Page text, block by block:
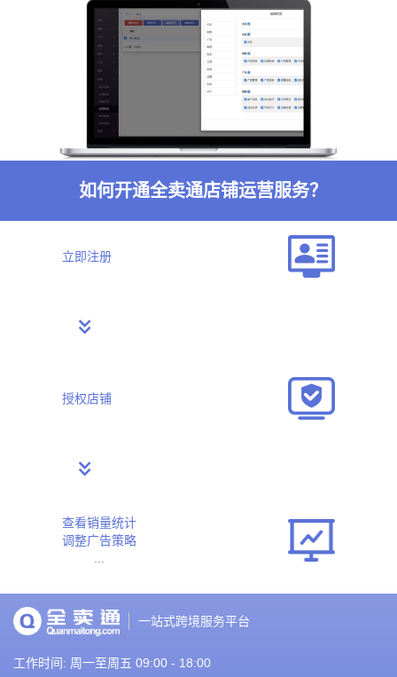
如何开通全卖通店铺运营服务？
立即注册
授权店铺
查看销量统计
调整广告策略
一站式跨境服务平台
工作时间: 周一至周五 09:00 - 18:00